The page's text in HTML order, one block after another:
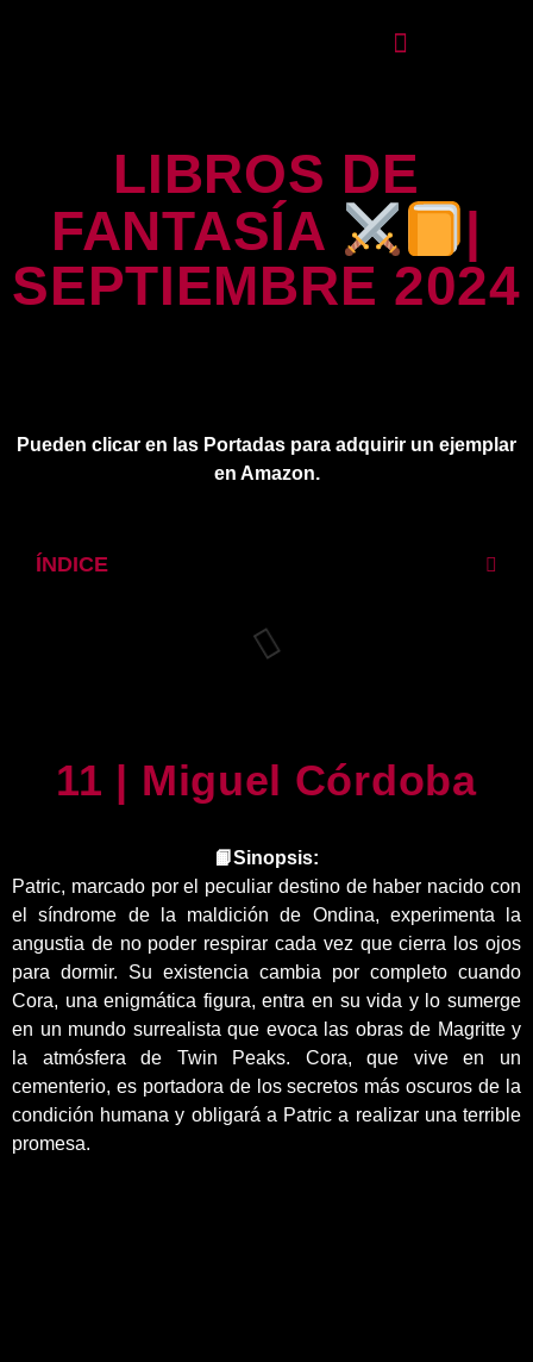
LIBROS DE
FANTASÍA
|
SEPTIEMBRE 2024
Pueden clicar en las Portadas para adquirir un ejemplar
en Amazon.
ÍNDICE
11 | Miguel Córdoba
📙Sinopsis:
Patric, marcado por el peculiar destino de haber nacido con
el síndrome de la maldición de Ondina, experimenta la
angustia de no poder respirar cada vez que cierra los ojos
para dormir. Su existencia cambia por completo cuando
Cora, una enigmática figura, entra en su vida y lo sumerge
en un mundo surrealista que evoca las obras de Magritte y
la atmósfera de Twin Peaks. Cora, que vive en un
cementerio, es portadora de los secretos más oscuros de la
condición humana y obligará a Patric a realizar una terrible
promesa.